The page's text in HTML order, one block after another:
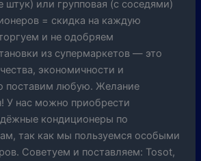
штук) или групповая (с соседями)
= скидка на каждую
и не одобряем
из супермаркетов — это
экономичности и
поставим любую. Желание
У нас можно приобрести
кондиционеры по
так как мы пользуемся особыми
Советуем и поставляем: Tosot,